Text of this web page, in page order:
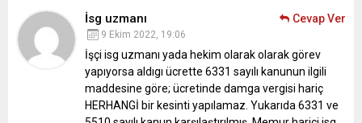
İsg uzmanı
9 Ekim 2022, 19:06
İşçi isg uzmanı yada hekim olarak olarak görev
yapıyorsa aldıgı ücrette 6331 sayılı kanunun ilgili
maddesine göre; ücretinde damga vergisi hariç
HERHANGİ bir kesinti yapılamaz. Yukarıda 6331 ve
Cevap Ver